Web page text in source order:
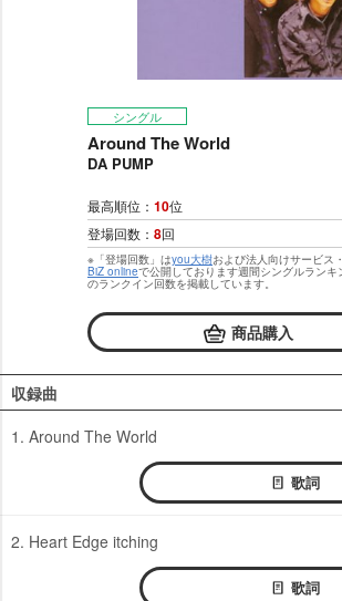
シングル
Around The World
DA PUMP
最高順位： 10位
登場回数： 8回
※「登場回数」はyou大樹および法人向けサービス・
BiZ onlineで公開しております週間シングルランキ
のランクイン回数を掲載しています。
商品購入
収録曲
1. Around The World
歌詞
2. Heart Edge itching
歌詞